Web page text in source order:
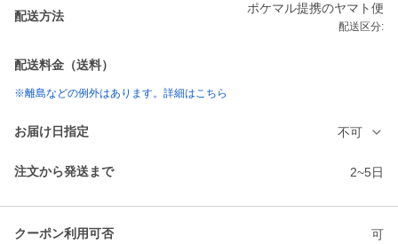
配送方法
ポケマル提携のヤマト便
配送区分:
配送料金（送料）
※離島などの例外はあります。詳細はこちら
お届け日指定 不可
注文から発送まで 2~5日
クーポン利用可否 可